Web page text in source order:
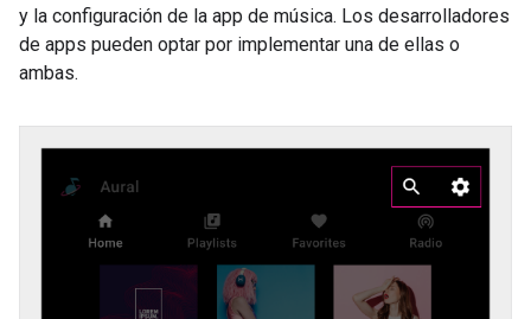
y la configuración de la app de música. Los desarrolladores
de apps pueden optar por implementar una de ellas o
ambas.